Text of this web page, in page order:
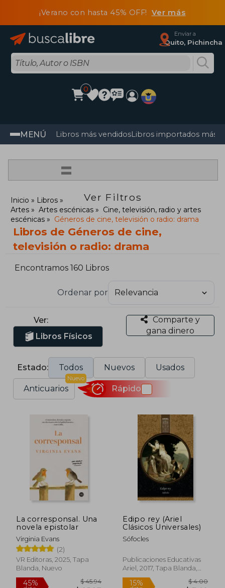
¡Verano con hasta 45% OFF! Ver más
Enviar a
Quito, Pichincha
0
MENÚ Libros más vendidosLibros importados más
=
Ver Filtros
Inicio
Libros
Artes
Artes escénicas
Cine, televisión, radio y artes
escénicas
Géneros de cine, televisión o radio: drama
Libros de Géneros de cine,
televisión o radio: drama
Encontramos 160 Libros
Ordenar por
Ver:
Libros Físicos
Comparte y
gana dinero
Estado: Todos Nuevos Usados
Anticuarios
Nuevo
Rápido
La corresponsal. Una
novela epistolar
Virginia Evans
(2)
VR Editoras, 2025, Tapa
Blanda, Nuevo
Edipo rey (Ariel
Clásicos Universales)
Sófocles
Publicaciones Educativas
Ariel, 2017, Tapa Blanda,
Nuevo